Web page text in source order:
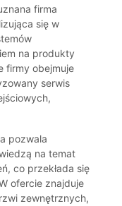
firma
się w
na produkty
firmy obejmuje
serwis
pozwala
na temat
co przekłada się
ofercie znajduje
zewnętrznych,